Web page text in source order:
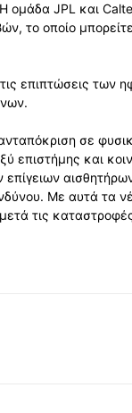
ομάδα JPL και
το οποίο
τις επιπτώσεις
σε
επιστήμης και
Με αυτά τα
τις